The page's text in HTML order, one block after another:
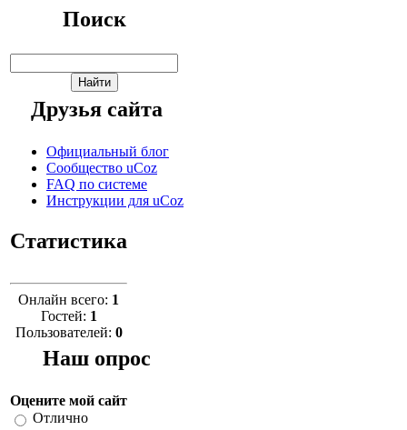
Поиск
Друзья сайта
Официальный блог
Сообщество uCoz
FAQ по системе
Инструкции для uCoz
Статистика
Онлайн всего: 1
Гостей: 1
Пользователей: 0
Наш опрос
Оцените мой сайт
Отлично